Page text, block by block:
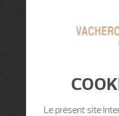
Le présent site